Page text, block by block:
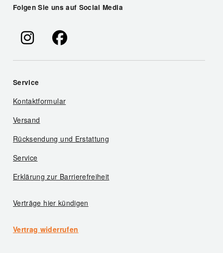
Folgen Sie uns auf Social Media
Service
Kontaktformular
Versand
Rücksendung und Erstattung
Service
Erklärung zur Barrierefreiheit
Verträge hier kündigen
Vertrag widerrufen